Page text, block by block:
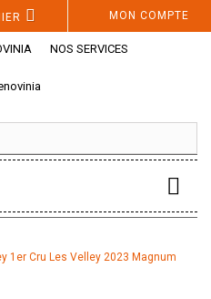
MON COMPTE
NOS SERVICES
1er Cru Les Velley 2023 Magnum